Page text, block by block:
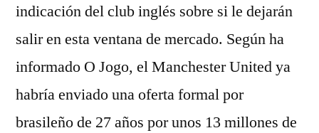
indicación del club inglés sobre si le dejarán
salir en esta ventana de mercado. Según ha
informado O Jogo, el Manchester United ya
habría enviado una oferta formal por
brasileño de 27 años por unos 13 millones de